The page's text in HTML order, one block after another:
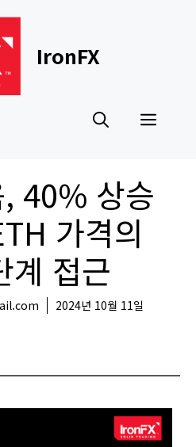
IronFX
40% 상승
가격의
계 접근
2024년 10월 11일